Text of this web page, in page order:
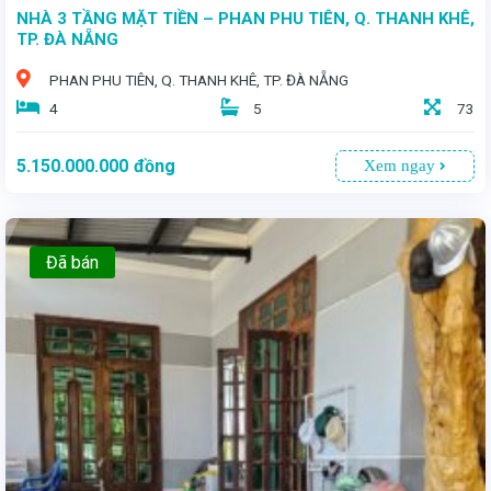
NHÀ 3 TẦNG MẶT TIỀN – PHAN PHU TIÊN, Q. THANH KHÊ,
TP. ĐÀ NẴNG
PHAN PHU TIÊN, Q. THANH KHÊ, TP. ĐÀ NẴNG
4
5 73
5.150.000.000 đồng Xem ngay
Đã bán